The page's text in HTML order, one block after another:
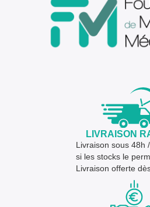
LIVRAISON
Livraison sous 48h /
si les stocks le
Livraison offerte